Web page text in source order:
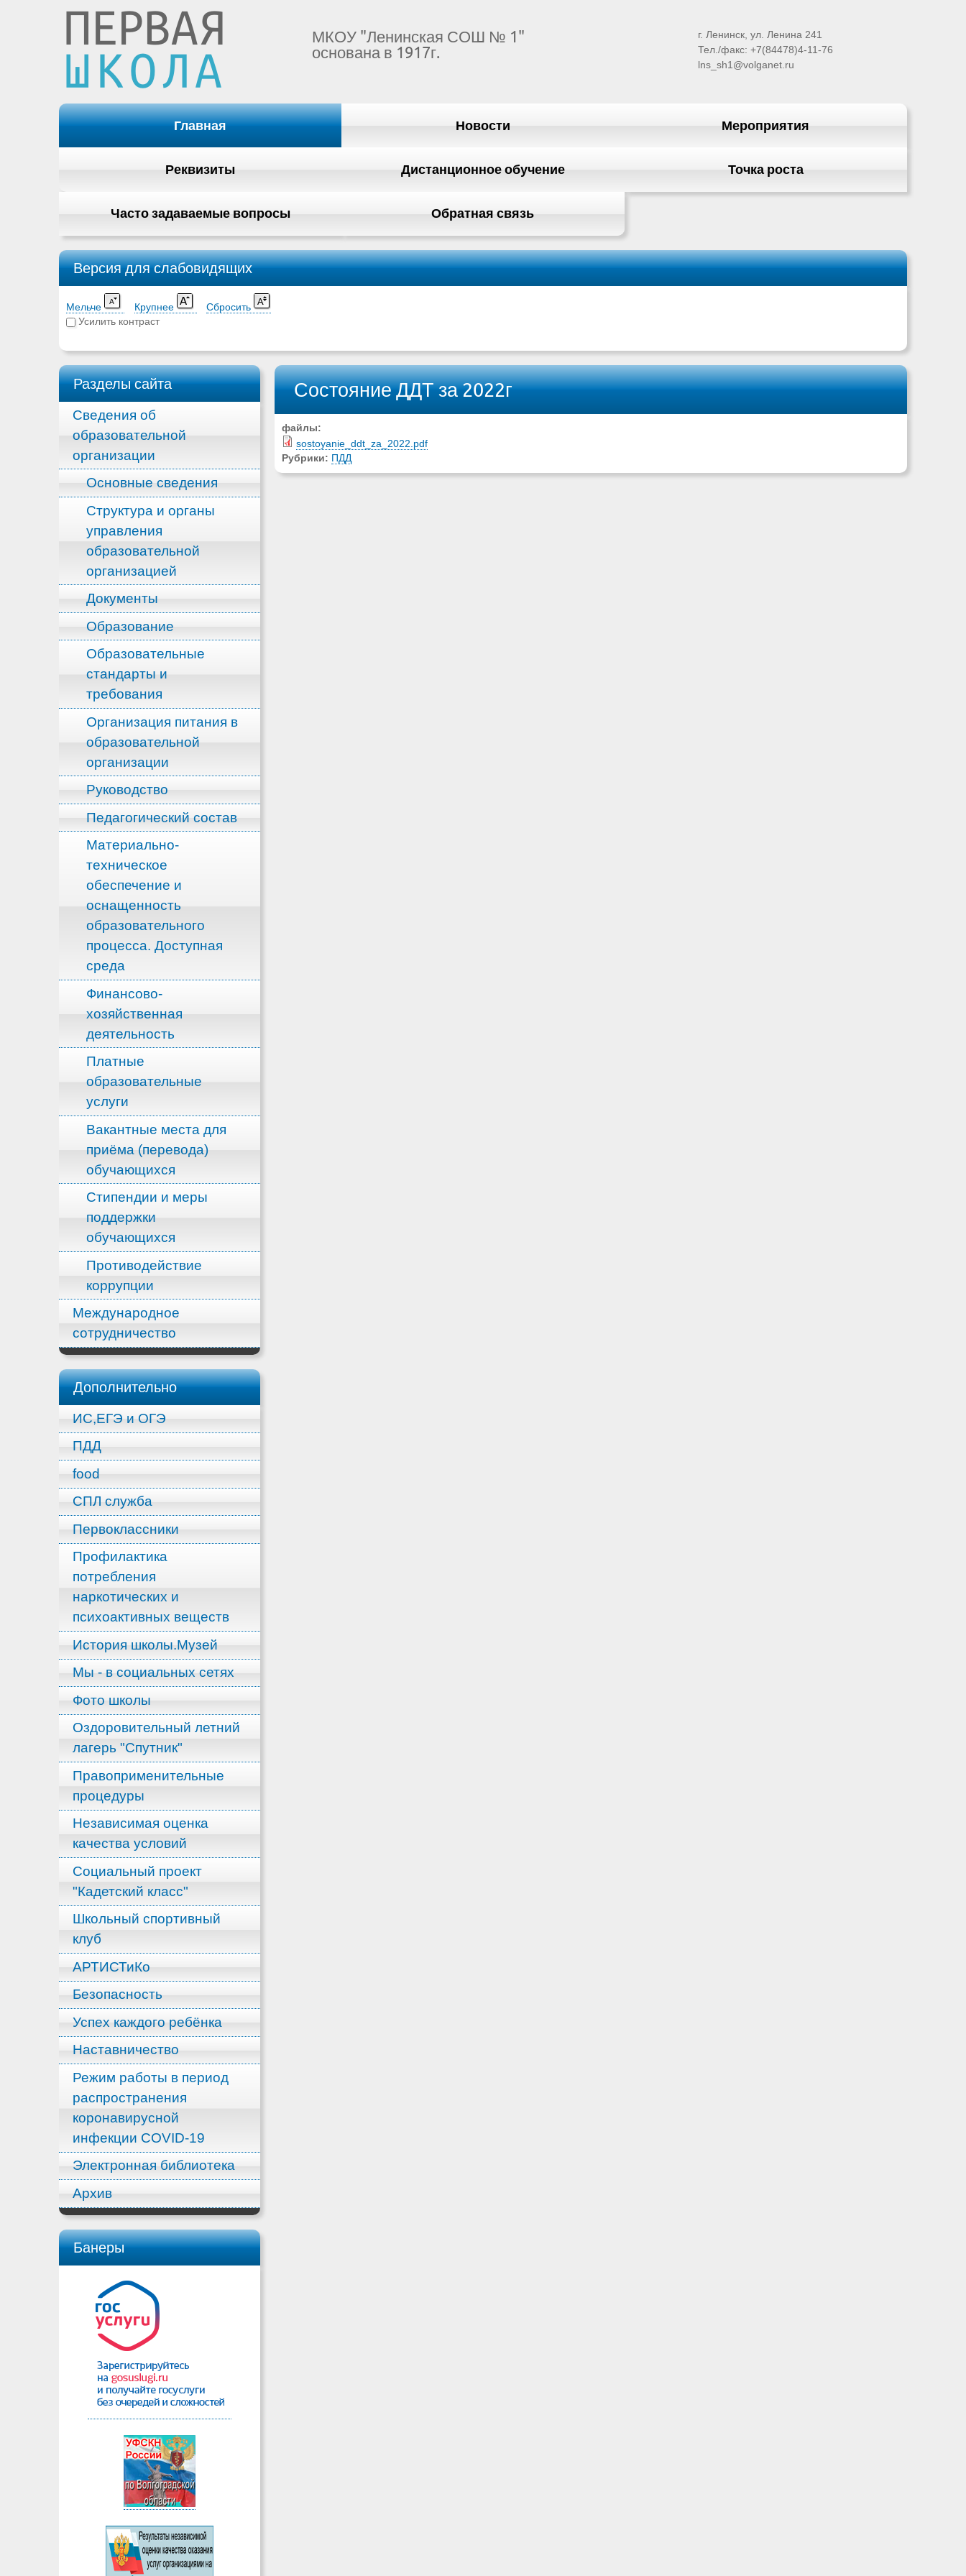
МКОУ "Ленинская СОШ № 1"
основана в 1917г.
г. Ленинск, ул. Ленина 241
Тел./факс: +7(84478)4-11-76
lns_sh1@volganet.ru
Главная Новости Мероприятия
Реквизиты Дистанционное обучение Точка роста
Часто задаваемые вопросы Обратная связь
Версия для слабовидящих
Мельче Крупнее
Сбросить
Усилить контраст
Разделы сайта
Сведения об
образовательной
организации
Основные сведения
Структура и органы
управления
образовательной
организацией
Документы
Образование
Образовательные
стандарты и
требования
Организация питания в
образовательной
организации
Руководство
Педагогический состав
Материально-
техническое
обеспечение и
оснащенность
образовательного
процесса. Доступная
среда
Финансово-
хозяйственная
деятельность
Платные
образовательные
услуги
Вакантные места для
приёма (перевода)
обучающихся
Стипендии и меры
поддержки
обучающихся
Противодействие
коррупции
Международное
сотрудничество
Дополнительно
ИС,ЕГЭ и ОГЭ
ПДД
food
СПЛ служба
Первоклассники
Профилактика
потребления
наркотических и
психоактивных веществ
История школы.Музей
Мы - в социальных сетях
Фото школы
Оздоровительный летний
лагерь "Спутник"
Правоприменительные
процедуры
Независимая оценка
качества условий
Социальный проект
"Кадетский класс"
Школьный спортивный
клуб
АРТИСТиКо
Безопасность
Успех каждого ребёнка
Наставничество
Режим работы в период
распространения
коронавирусной
инфекции COVID-19
Электронная библиотека
Архив
Банеры
Состояние ДДТ за 2022г
файлы:
sostoyanie_ddt_za_2022.pdf
Рубрики: ПДД